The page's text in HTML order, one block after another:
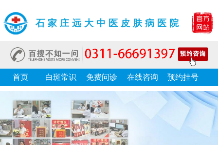
石家庄远大中医皮肤病医院
首页 白斑常识 免费问诊 在线咨询 预约挂号